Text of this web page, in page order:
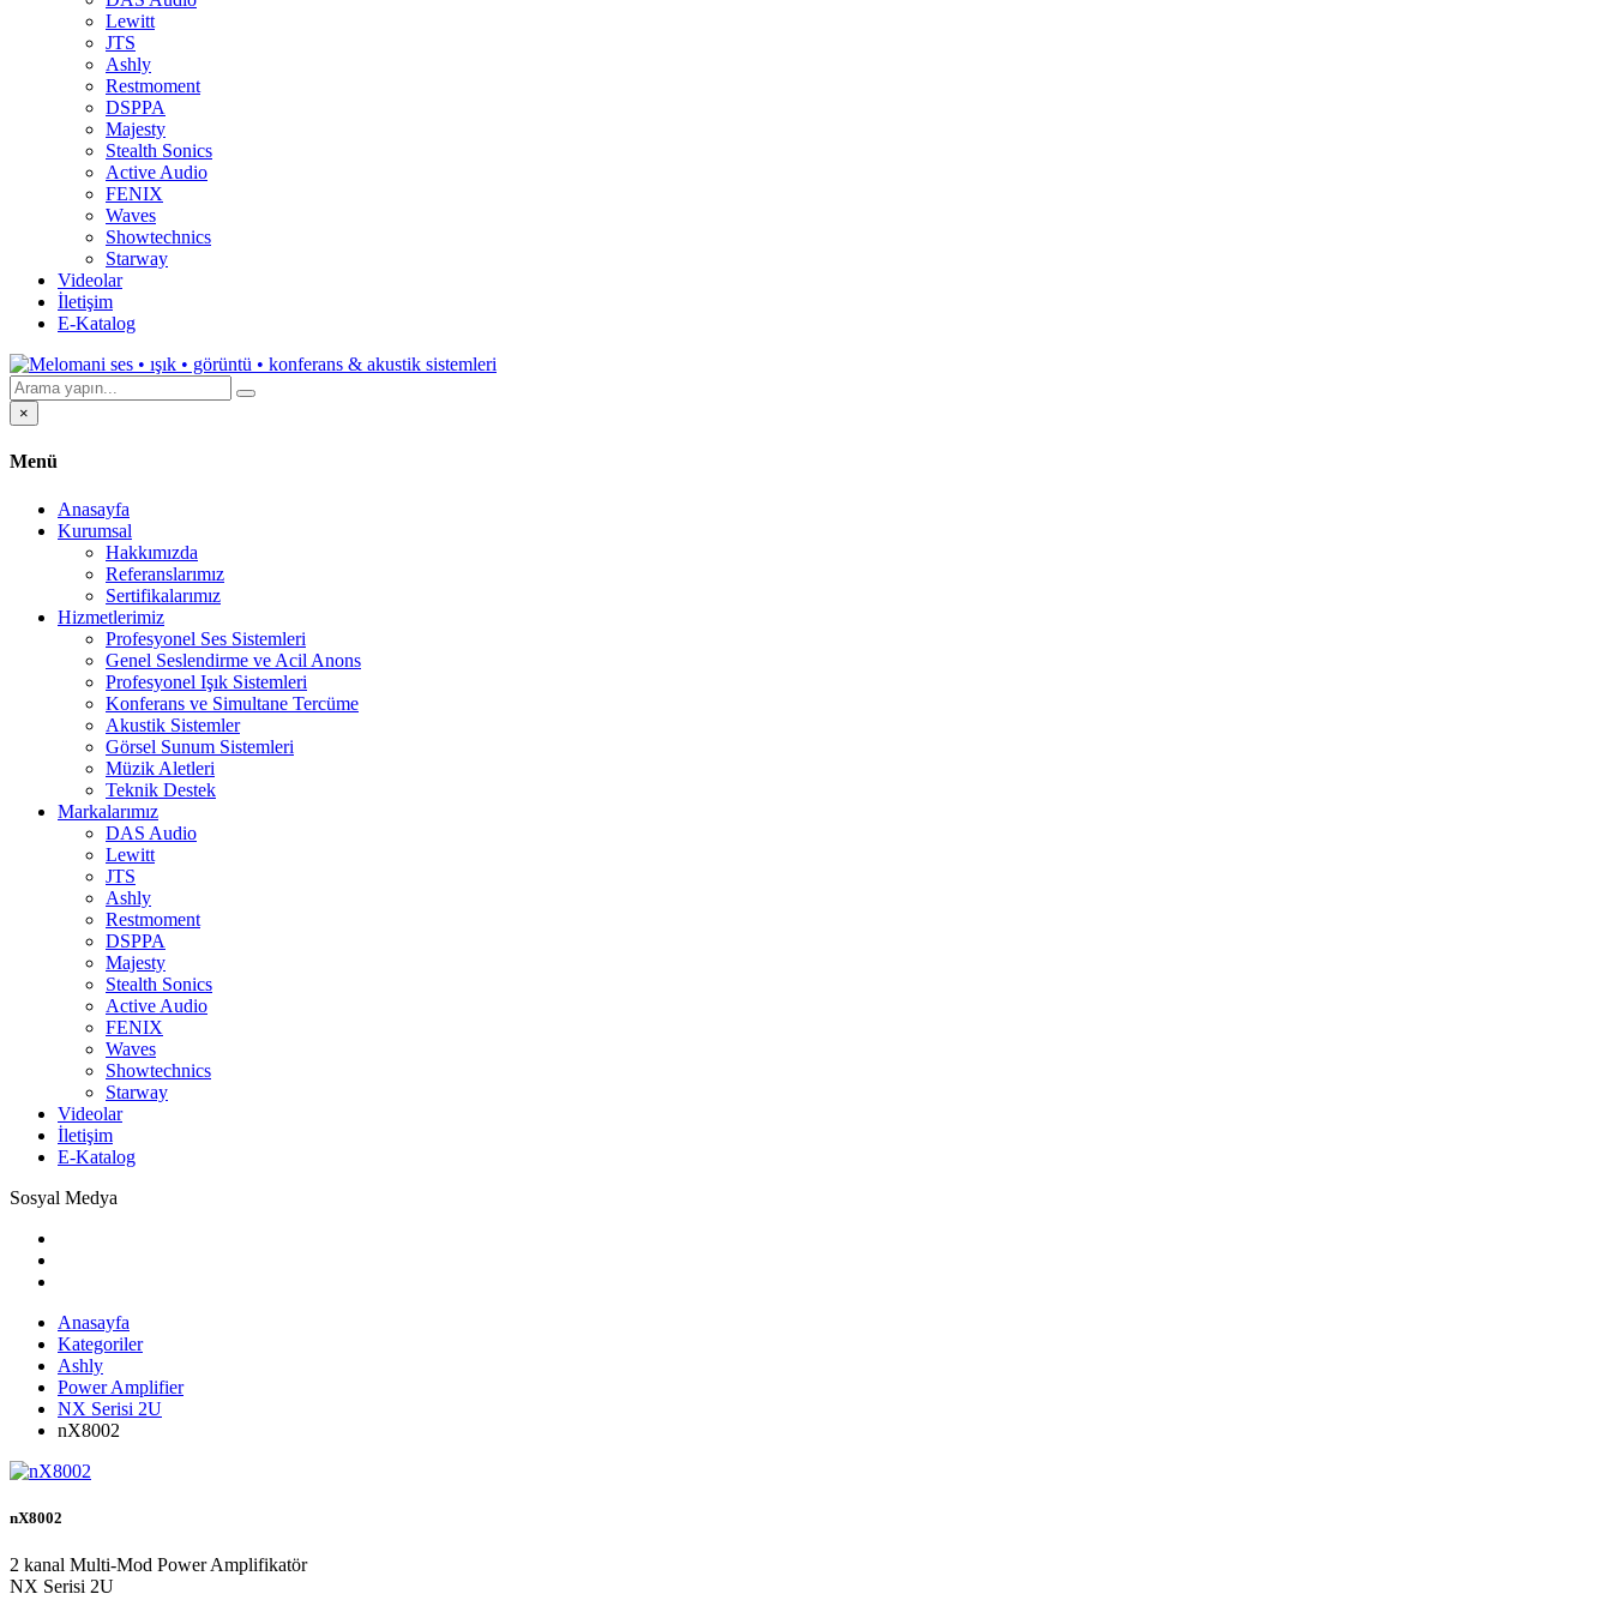
Lewitt
JTS
Ashly
Restmoment
DSPPA
Majesty
Stealth Sonics
Active Audio
FENIX
Waves
Showtechnics
Starway
Videolar
İletişim
E-Katalog
×
Menü
Anasayfa
Kurumsal
Hakkımızda
Referanslarımız
Sertifikalarımız
Hizmetlerimiz
Profesyonel Ses Sistemleri
Genel Seslendirme ve Acil Anons
Profesyonel Işık Sistemleri
Konferans ve Simultane Tercüme
Akustik Sistemler
Görsel Sunum Sistemleri
Müzik Aletleri
Teknik Destek
Markalarımız
DAS Audio
Lewitt
JTS
Ashly
Restmoment
DSPPA
Majesty
Stealth Sonics
Active Audio
FENIX
Waves
Showtechnics
Starway
Videolar
İletişim
E-Katalog
Sosyal Medya
Anasayfa
Kategoriler
Ashly
Power Amplifier
NX Serisi 2U
nX8002
nX8002
2 kanal Multi-Mod Power Amplifikatör
NX Serisi 2U